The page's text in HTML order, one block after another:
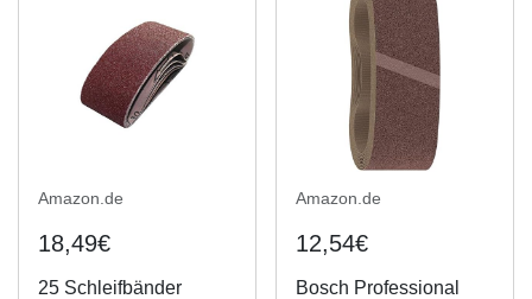
Amazon.de
18,49€
25 Schleifbänder
Amazon.de
12,54€
Bosch Professional